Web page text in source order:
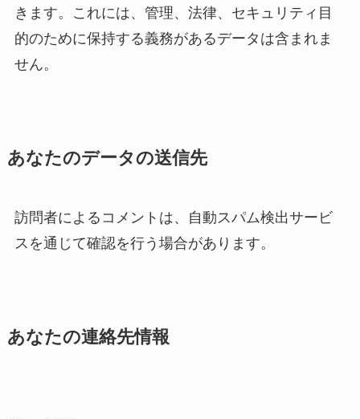
きます。これには、管理、法律、セキュリティ目
的のために保持する義務があるデータは含まれま
せん。
あなたのデータの送信先
訪問者によるコメントは、自動スパム検出サービ
スを通じて確認を行う場合があります。
あなたの連絡先情報